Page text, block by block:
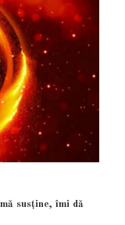
susține, îmi dă